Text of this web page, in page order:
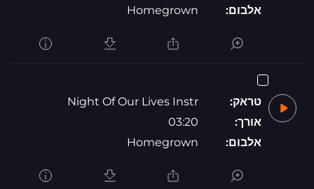
אלבום:
Homegrown
טראק:
Night Of Our Lives Instr
אורך:
03:20
אלבום:
Homegrown